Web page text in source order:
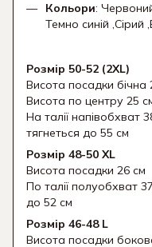
Кольори:
Темно синій ,Сірий
Розмір 50-52 (2XL)
Висота посадки бічна
Висота по центру 25
На талії напівобхват
тягнеться до 55 см
Розмір 48-50 XL
Висота посадки 26 см
По талії полуобхват
до 52 см
Розмір 46-48 L
Висота посадки